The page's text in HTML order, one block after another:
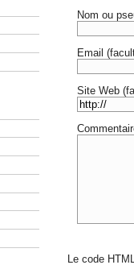
Nom ou
Email
Site Web
Le code